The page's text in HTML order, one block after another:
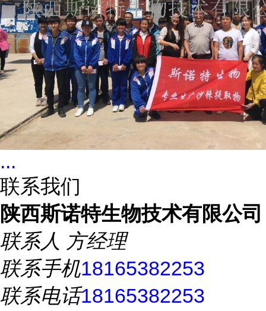
...
联系我们
陕西斯诺特生物技术有限公司
联系人 方经理
联系手机18165382253
联系电话18165382253